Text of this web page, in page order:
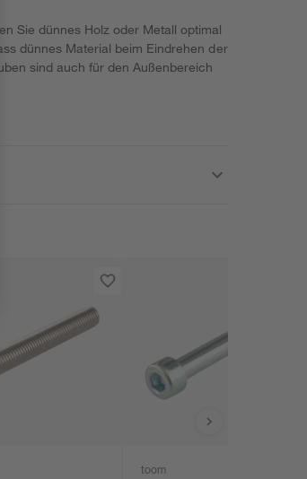
Sie dünnes Holz oder Metall optimal
dünnes Material beim Eindrehen der
sind auch für den Außenbereich
toom